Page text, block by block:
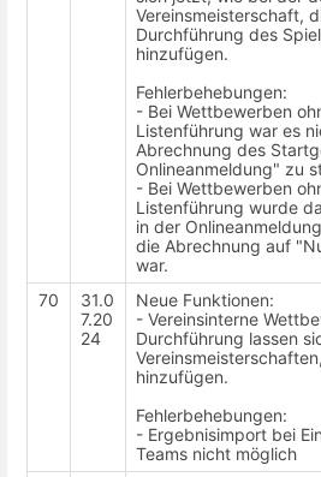
Vereinsmeisterschaft,
Durchführung des
hinzufügen.
Fehlerbehebungen:
- Bei Wettbewerben
Listenführung war es
Abrechnung des
Onlineanmeldung" zu
- Bei Wettbewerben
Listenführung wurde
in der
die Abrechnung auf
war.
70
31.0
7.20
24
Neue Funktionen:
- Vereinsinterne
Durchführung lassen
hinzufügen.
Fehlerbehebungen:
- Ergebnisimport bei
Teams nicht möglich